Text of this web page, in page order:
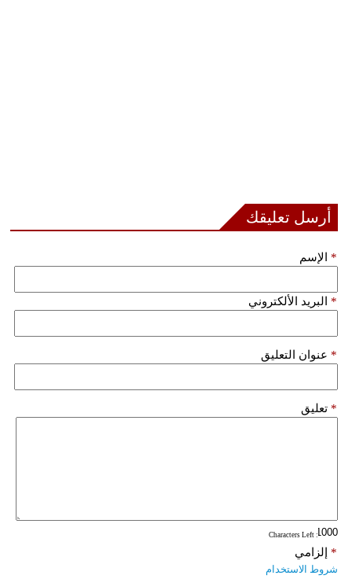
أرسل تعليقك
الإسم *
البريد الألكتروني *
عنوان التعليق *
تعليق *
: Characters Left
إلزامي *
شروط الاستخدام